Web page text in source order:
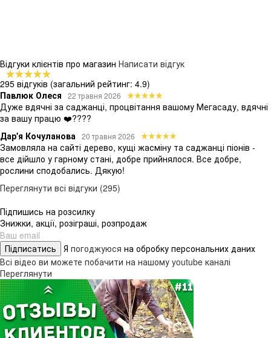
Відгуки клієнтів про магазин Написати відгук
295 відгуків (загальний рейтинг: 4.9)
Павлюк Олеся
22 травня 2026
Дуже вдячні за саджанці, процвітання вашому Мегасаду, вдячні
за вашу працю ❤️????
Дар'я Кочуланова
20 травня 2026
Замовляла на сайті дерево, кущі жасміну та саджанці піонів -
все дійшло у гарному стані, добре прийнялося. Все добре,
рослини сподобались. Дякую!
Переглянути всі відгуки (295)
Підпишись на розсилку
Знижки, акції, розіграші, розпродаж
Підписатись Я погоджуюся на обробку персональних даних
Всі відео ви можете побачити на нашому youtube каналі
Переглянути